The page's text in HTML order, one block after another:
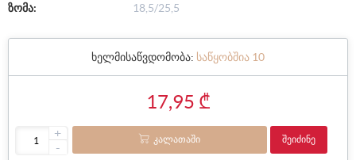
ზომა:
18,5/25,5
ხელმისაწვდომობა: საწყობშია 10
17,95 ₾
+
-
ᲙᲐᲚᲐᲗᲐᲨᲘ ᲨᲔᲘᲫᲘᲜᲔ